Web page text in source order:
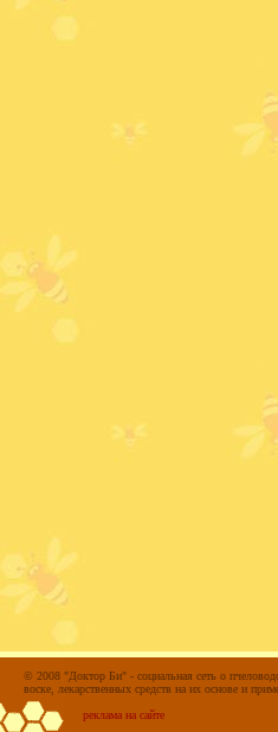
© 2008 "Доктор Би" - социальная сеть о
воске, лекарственных средств на их основе и
реклама на сайте